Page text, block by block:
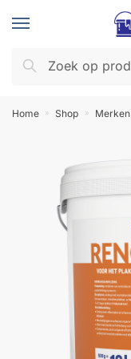
Zoeken
naar:
Zoeken
Home » Shop » Merken